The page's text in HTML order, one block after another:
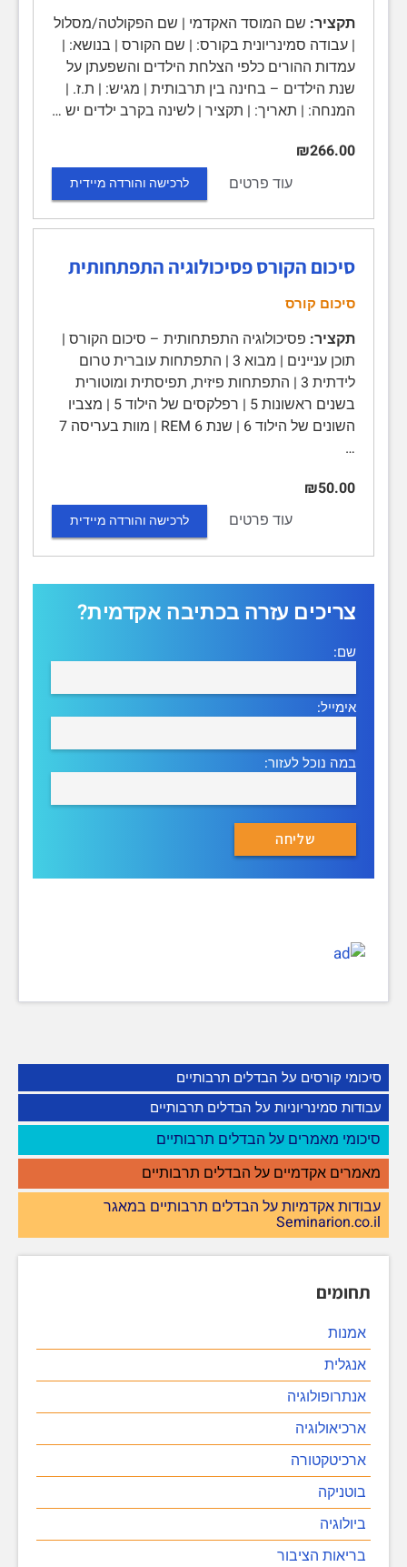
סיכומי קורסים על הבדלים תרבותיים
עבודות סמינריוניות על הבדלים תרבותיים
סיכומי מאמרים על הבדלים תרבותיים
מאמרים אקדמיים על הבדלים תרבותיים
עבודות אקדמיות על הבדלים תרבותיים במאגר
Seminarion.co.il
תחומים
אמנות
אנגלית
אנתרופולוגיה
ארכיאולוגיה
ארכיטקטורה
בוטניקה
ביולוגיה
בריאות הציבור
תקציר: שם המוסד האקדמי | שם הפקולטה/מסלול
| עבודה סמינריונית בקורס: | שם הקורס | בנושא: |
עמדות ההורים כלפי הצלחת הילדים והשפעתן על
שנת הילדים – בחינה בין תרבותית | מגיש: | ת.ז. |
המנחה: | תאריך: | תקציר | לשינה בקרב ילדים יש …
₪266.00
עוד פרטים
לרכישה והורדה מיידית
סיכום הקורס פסיכולוגיה התפתחותית
סיכום קורס
תקציר: פסיכולוגיה התפתחותית – סיכום הקורס |
תוכן עניינים | מבוא 3 | התפתחות עוברית טרום
לידתית 3 | התפתחות פיזית, תפיסתית ומוטורית
בשנים ראשונות 5 | רפלקסים של הילוד 5 | מצביו
השונים של הילוד 6 | שנת REM 6 | מוות בעריסה 7
…
₪50.00
עוד פרטים
לרכישה והורדה מיידית
צריכים עזרה בכתיבה אקדמית?
שם:
אימייל:
במה נוכל לעזור: